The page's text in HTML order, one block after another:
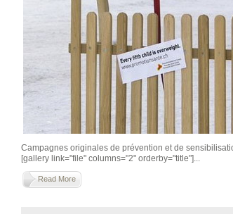
Campagnes originales de prévention et de
[gallery link="file" columns="2" orderby="title"]...
Read More